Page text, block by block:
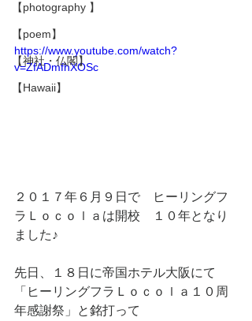
【photography 】
【poem】
【神社・仏閣】
【Hawaii】
https://www.youtube.com/watch?
v=ZfADmfhXOSc
２０１７年６月９日で　ヒーリングフ
ラＬｏｃｏｌａは開校　１０年となり
ました♪
先日、１８日に帝国ホテル大阪にて
「ヒーリングフラＬｏｃｏｌａ１０周
年感謝祭」と銘打って